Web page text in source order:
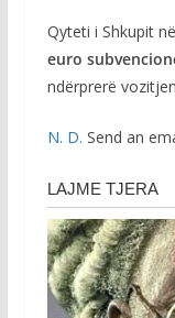
Qyteti i Shkupit
euro
ndërprerë
N. D. Send an